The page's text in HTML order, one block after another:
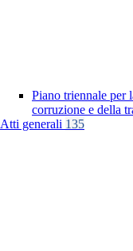
Piano triennale per
corruzione e della
Atti generali 135